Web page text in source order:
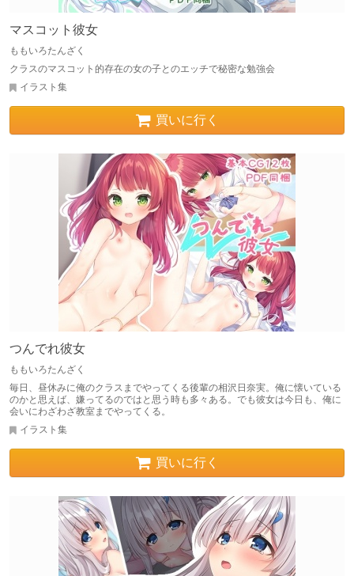
マスコット彼女
ももいろたんざく
クラスのマスコット的存在の女の子とのエッチで秘密な勉強会
イラスト集
買いに行く
つんでれ彼女
ももいろたんざく
毎日、昼休みに俺のクラスまでやってくる後輩の相沢日奈実。俺に懐いている
のかと思えば、嫌ってるのではと思う時も多々ある。でも彼女は今日も、俺に
会いにわざわざ教室までやってくる。
イラスト集
買いに行く